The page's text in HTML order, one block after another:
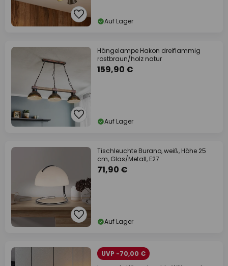
Auf Lager
Hängelampe Hakon dreiflammig
rostbraun/holz natur
159,90 €
Auf Lager
Tischleuchte Burano, weiß, Höhe 25
cm, Glas/Metall, E27
71,90 €
Auf Lager
UVP -70,00 €